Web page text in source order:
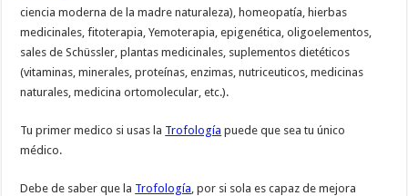
ciencia moderna de la madre naturaleza), homeopatía, hierbas
medicinales, fitoterapia, Yemoterapia, epigenética, oligoelementos,
sales de Schüssler, plantas medicinales, suplementos dietéticos
(vitaminas, minerales, proteínas, enzimas, nutriceuticos, medicinas
naturales, medicina ortomolecular, etc.).
Tu primer medico si usas la Trofología puede que sea tu único
médico.
Debe de saber que la Trofología , por si sola es capaz de mejora